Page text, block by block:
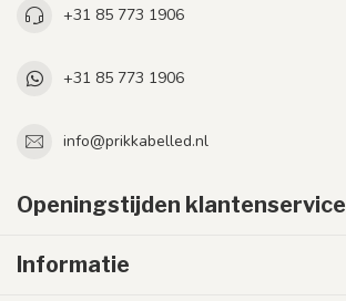
+31 85 773 1906
+31 85 773 1906
info@prikkabelled.nl
Openingstijden klantenservice
Informatie